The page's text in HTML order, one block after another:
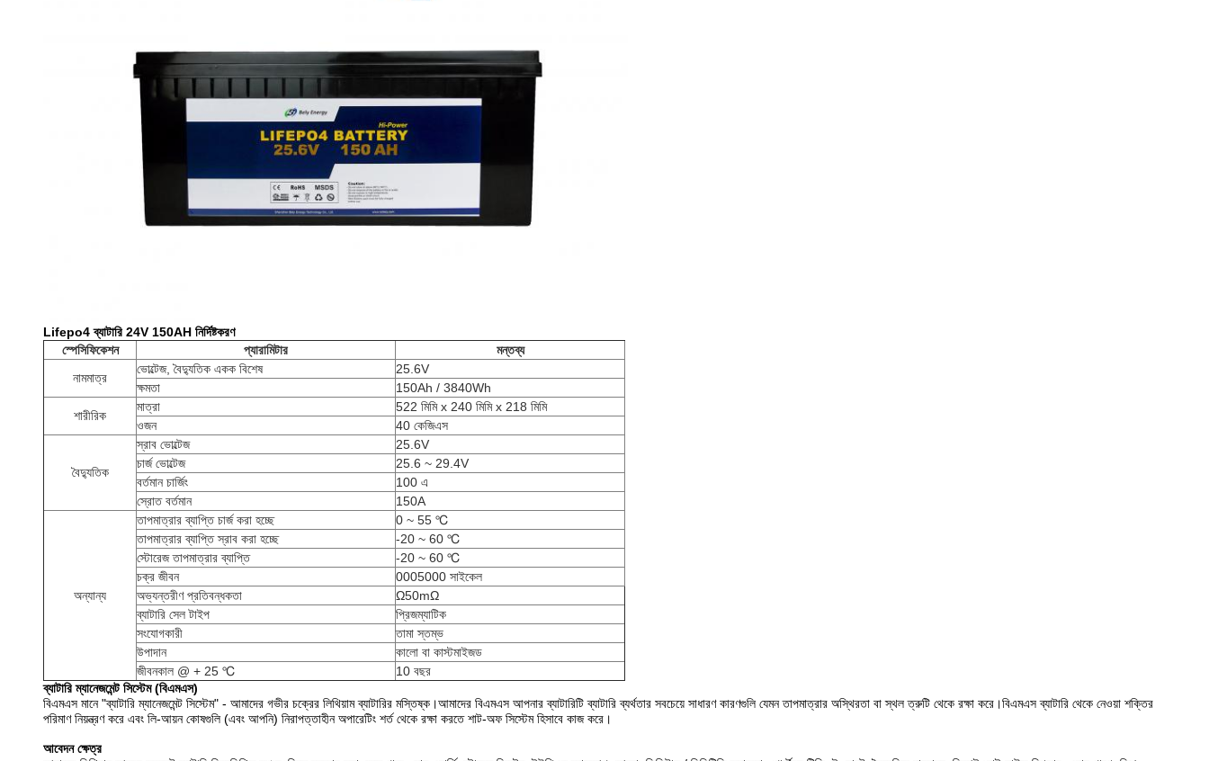
Lifepo4 ব্যাটারি 24V 150AH নির্দিষ্টকরণ
স্পেসিফিকেশন
প্যারামিটার
মন্তব্য
নামমাত্র
ভোল্টেজ, বৈদ্যুতিক একক বিশেষ
25.6V
ক্ষমতা
150Ah / 3840Wh
শারীরিক
মাত্রা
522 মিমি x 240 মিমি x 218 মিমি
ওজন
40 কেজিএস
বৈদ্যুতিক
স্রাব ভোল্টেজ
25.6V
চার্জ ভোল্টেজ
25.6 ~ 29.4V
বর্তমান চার্জিং
100 এ
স্রোত বর্তমান
150A
অন্যান্য
তাপমাত্রার ব্যাপ্তি চার্জ করা হচ্ছে
0 ~ 55 ℃
তাপমাত্রার ব্যাপ্তি স্রাব করা হচ্ছে
-20 ~ 60 ℃
স্টোরেজ তাপমাত্রার ব্যাপ্তি
-20 ~ 60 ℃
চক্র জীবন
0005000 সাইকেল
অভ্যন্তরীণ প্রতিবন্ধকতা
Ω50mΩ
ব্যাটারি সেল টাইপ
প্রিজম্যাটিক
সংযোগকারী
তামা স্তম্ভ
উপাদান
কালো বা কাস্টমাইজড
জীবনকাল @ + 25 ℃
10 বছর
ব্যাটারি ম্যানেজমেন্ট সিস্টেম (বিএমএস)
বিএমএস মানে "ব্যাটারি ম্যানেজমেন্ট সিস্টেম" - আমাদের গভীর চক্রের লিথিয়াম ব্যাটারির মস্তিষ্ক।আমাদের বিএমএস আপনার ব্যাটারিটি ব্যাটারি ব্যর্থতার সবচেয়ে সাধারণ কারণগুলি যেমন তাপমাত্রার অস্থিরতা বা স্থল ত্রুটি থেকে রক্ষা করে।বিএমএস ব্যাটারি থেকে নেওয়া শক্তির
পরিমাণ নিয়ন্ত্রণ করে এবং লি-আয়ন কোষগুলি (এবং আপনি) নিরাপত্তাহীন অপারেটিং শর্ত থেকে রক্ষা করতে শাট-অফ সিস্টেম হিসাবে কাজ করে।
আবেদন ক্ষেত্র